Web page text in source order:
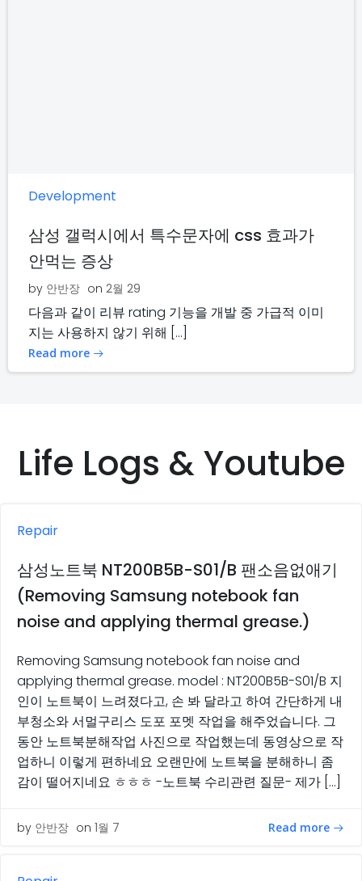
Development
삼성 갤럭시에서 특수문자에 css 효과가
안먹는 증상
by 안반장 on 2월 29
다음과 같이 리뷰 rating 기능을 개발 중 가급적 이미
지는 사용하지 않기 위해 […]
Read more
Life Logs & Youtube
Repair
삼성노트북 NT200B5B-S01/B 팬소음없애기
(Removing Samsung notebook fan
noise and applying thermal grease.)
Removing Samsung notebook fan noise and
applying thermal grease. model : NT200B5B-S01/B 지
인이 노트북이 느려졌다고, 손 봐 달라고 하여 간단하게 내
부청소와 서멀구리스 도포 포멧 작업을 해주었습니다. 그
동안 노트북분해작업 사진으로 작업했는데 동영상으로 작
업하니 이렇게 편하네요 오랜만에 노트북을 분해하니 좀
감이 떨어지네요 ㅎㅎㅎ -노트북 수리관련 질문- 제가 […]
by 안반장 on 1월 7 Read more